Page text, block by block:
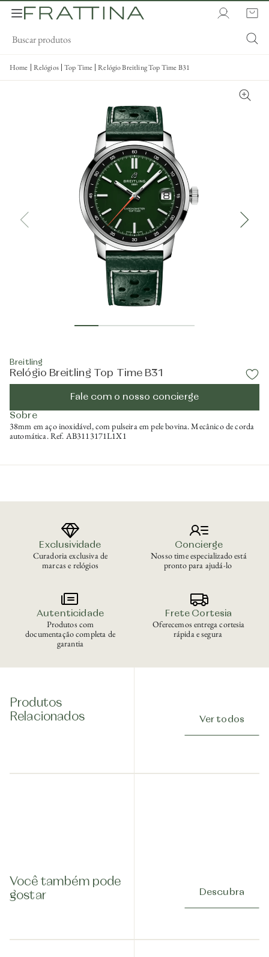
Home Relógios Top Time Relógio Breitling Top Time B31
Breitling
Relógio Breitling Top Time B31
Fale com o nosso concierge
Sobre
38mm em aço inoxidável, com pulseira em pele bovina. Mecânico de corda
automática. Ref. AB3113171L1X1
Exclusividade
Curadoria exclusiva de
marcas e relógios
Concierge
Nosso time especializado está
pronto para ajudá-lo
Autenticidade
Produtos com
documentação completa de
garantia
Frete Cortesia
Oferecemos entrega cortesia
rápida e segura
Produtos
Relacionados
Ver todos
Você também pode
gostar
Descubra